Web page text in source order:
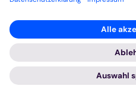
Externe Inhalte
Statistiken
Datenschutzerklärung